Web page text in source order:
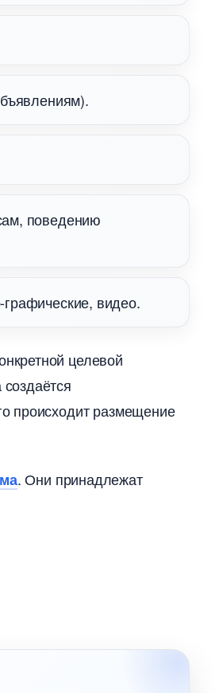
поведению
видео.
целевой
происходит размещение
. Они принадлежат